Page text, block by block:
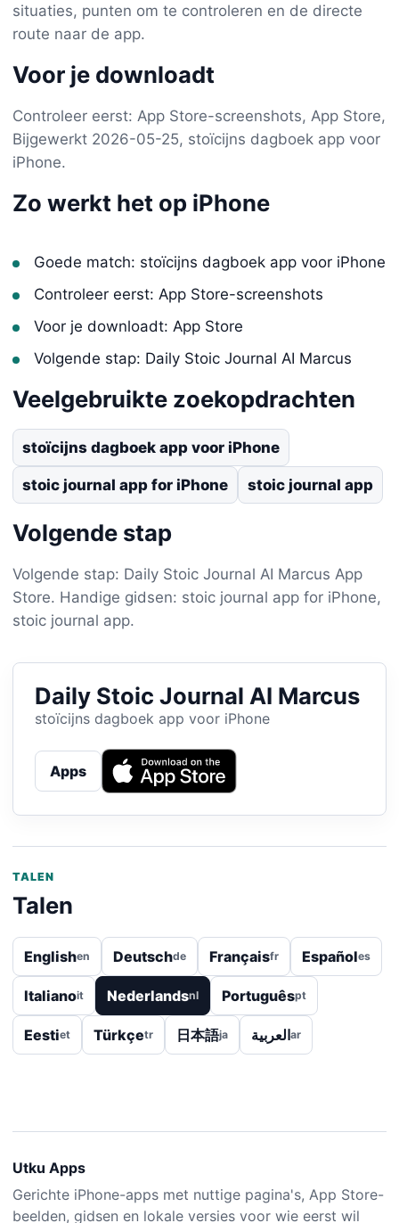
situaties, punten om te controleren en de directe
route naar de app.
Voor je downloadt
Controleer eerst: App Store-screenshots, App Store,
Bijgewerkt 2026-05-25, stoïcijns dagboek app voor
iPhone.
Zo werkt het op iPhone
Goede match: stoïcijns dagboek app voor iPhone
Controleer eerst: App Store-screenshots
Voor je downloadt: App Store
Volgende stap: Daily Stoic Journal AI Marcus
Veelgebruikte zoekopdrachten
stoïcijns dagboek app voor iPhone
stoic journal app for iPhone stoic journal app
Volgende stap
Volgende stap: Daily Stoic Journal AI Marcus App
Store. Handige gidsen: stoic journal app for iPhone,
stoic journal app.
Daily Stoic Journal AI Marcus
stoïcijns dagboek app voor iPhone
Apps
TALEN
Talen
Englishen Deutschde Françaisfr Españoles
Italianoit Nederlandsnl Portuguêspt
Eestiet Türkçetr 日本語ja العربيةar
Utku Apps
Gerichte iPhone-apps met nuttige pagina's, App Store-
beelden, gidsen en lokale versies voor wie eerst wil